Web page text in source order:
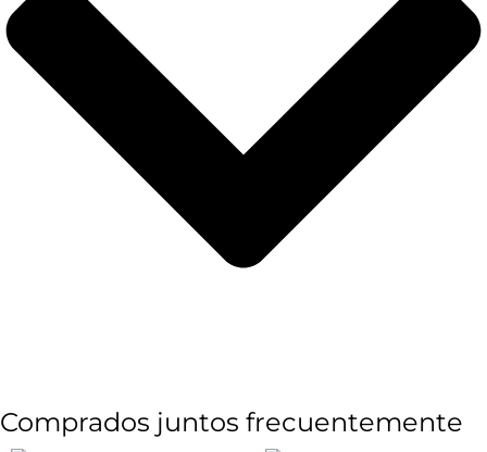
Comprados juntos frecuentemente